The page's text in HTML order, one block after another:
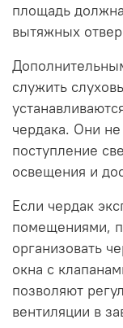
площадь
вытяжных
служить
чердака. Они
поступление
освещения и
Если чердак
помещениями,
организовать
окна с
позволяют
вентиляции в